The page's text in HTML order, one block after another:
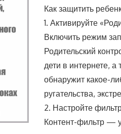
Как защитить
1. Активируйте
Включить режим
Родительский
дети в интернете,
обнаружит какое-
ругательства,
2. Настройте
Контент-фильтр —